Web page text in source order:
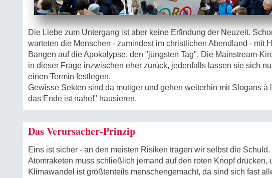
Die Liebe zum Untergang ist aber keine Erfindung der Neuzeit.
warteten die Menschen - zumindest im christlichen Abendland - mit
Bangen auf die Apokalypse, den "jüngsten Tag". Die Mainstream-
in dieser Frage inzwischen eher zurück, jedenfalls lassen sie sich
einen Termin festlegen.
Gewisse Sekten sind da mutiger und gehen weiterhin mit Slogans à
das Ende ist nahe!" hausieren.
Das Verursacher-Prinzip
Eins ist sicher - an den meisten Risiken tragen wir selbst die Schuld.
Atomraketen muss schließlich jemand auf den roten Knopf drücken,
Klimawandel ist größtenteils menschengemacht, da sind sich fast